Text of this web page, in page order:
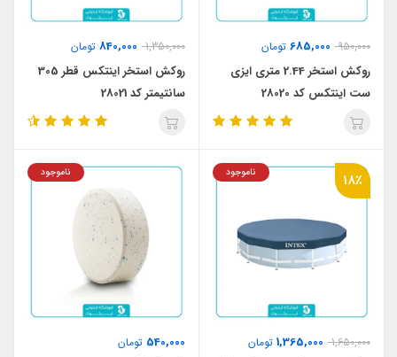
950,000
685,000 تومان
روکش استخر 2.44 متری ایزی
ست اینتکس کد 28020
1,350,000
840,000 تومان
روکش استخر اینتکس قطر 305
سانتیمتر کد 28021
18٪
1,650,000
1,365,000 تومان
ناموجود
540,000 تومان
ناموجود